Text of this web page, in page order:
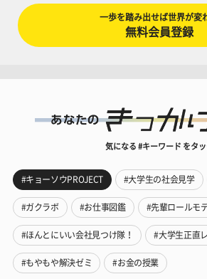
一歩を踏み出せば世界が変
無料会員登録
気になる #キーワード をタ
#キョーソウPROJECT #大学生の社会見学
#ガクラボ #お仕事図鑑 #先輩ロールモ
#ほんとにいい会社見つけ隊！ #大学生正直
#もやもや解決ゼミ #お金の授業